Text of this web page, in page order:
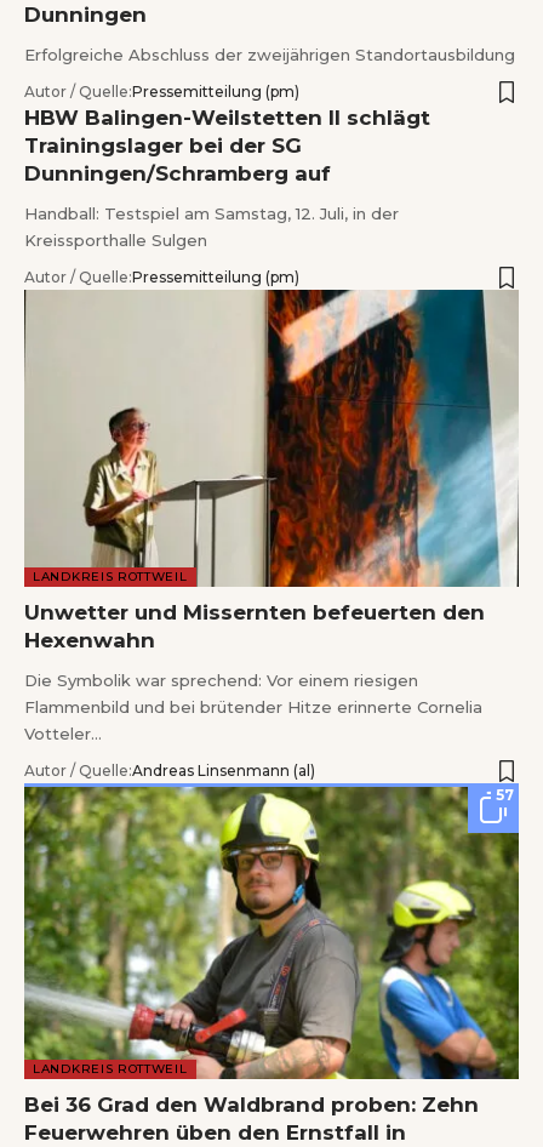
Dunningen
Erfolgreiche Abschluss der zweijährigen Standortausbildung
Autor / Quelle:Pressemitteilung (pm)
HBW Balingen-Weilstetten II schlägt
Trainingslager bei der SG
Dunningen/Schramberg auf
Handball: Testspiel am Samstag, 12. Juli, in der
Kreissporthalle Sulgen
Autor / Quelle:Pressemitteilung (pm)
LANDKREIS ROTTWEIL
Unwetter und Missernten befeuerten den
Hexenwahn
Die Symbolik war sprechend: Vor einem riesigen
Flammenbild und bei brütender Hitze erinnerte Cornelia
Votteler…
Autor / Quelle:Andreas Linsenmann (al)
57
LANDKREIS ROTTWEIL
Bei 36 Grad den Waldbrand proben: Zehn
Feuerwehren üben den Ernstfall in